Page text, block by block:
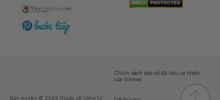
Bản quyền © 2026 thuộc về Công ty
Chính sách bảo vệ dữ liệu cá nhân
của Vinmec